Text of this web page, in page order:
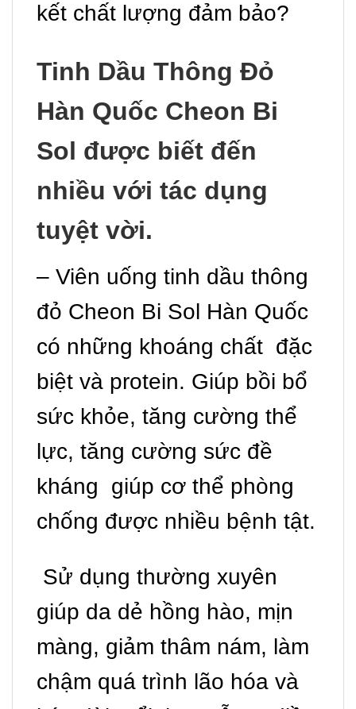
kết chất lượng đảm bảo?
Tinh Dầu Thông Đỏ
Hàn Quốc Cheon Bi
Sol được biết đến
nhiều với tác dụng
tuyệt vời.
– Viên uống tinh dầu thông
đỏ Cheon Bi Sol Hàn Quốc
có những khoáng chất đặc
biệt và protein. Giúp bồi bổ
sức khỏe, tăng cường thể
lực, tăng cường sức đề
kháng giúp cơ thể phòng
chống được nhiều bệnh tật.
Sử dụng thường xuyên
giúp da dẻ hồng hào, mịn
màng, giảm thâm nám, làm
chậm quá trình lão hóa và